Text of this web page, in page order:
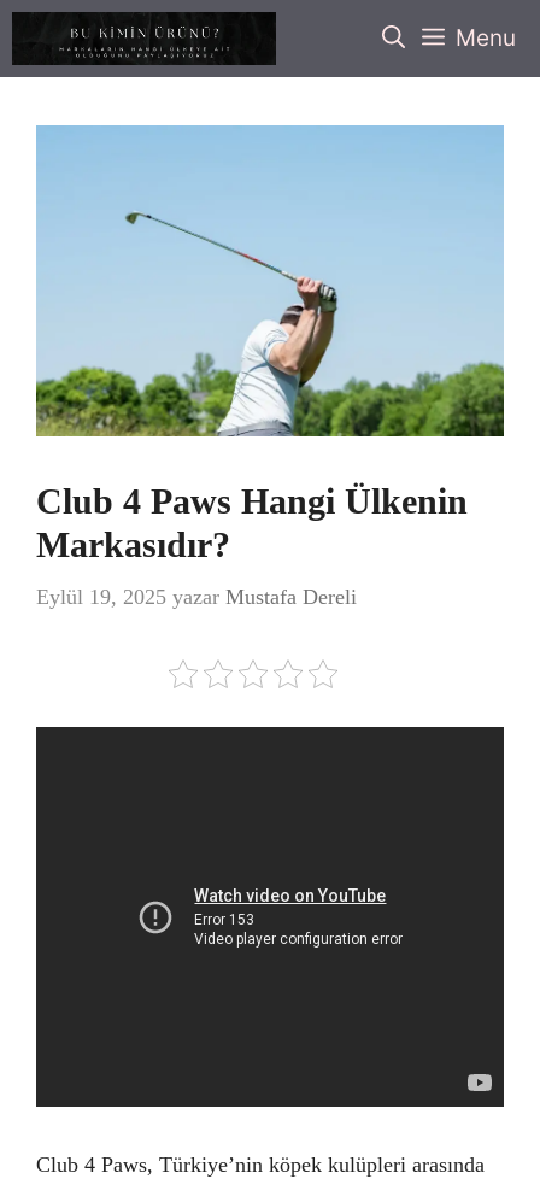
İçeriğe
Menu
Club 4 Paws Hangi Ülkenin
Markasıdır?
Eylül 19, 2025 yazar Mustafa Dereli
Club 4 Paws, Türkiye’nin köpek kulüpleri arasında